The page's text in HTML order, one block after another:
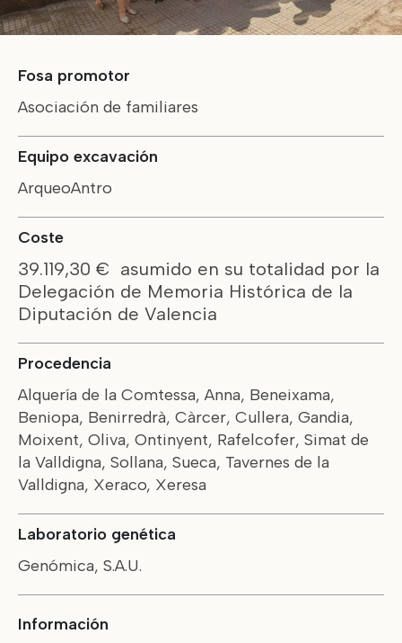
Fosa promotor
Asociación de familiares
Equipo excavación
ArqueoAntro
Coste
39.119,30 € asumido en su totalidad por la
Delegación de Memoria Histórica de la
Diputación de Valencia
Procedencia
Alquería de la Comtessa, Anna, Beneixama,
Beniopa, Benirredrà, Càrcer, Cullera, Gandia,
Moixent, Oliva, Ontinyent, Rafelcofer, Simat de
la Valldigna, Sollana, Sueca, Tavernes de la
Valldigna, Xeraco, Xeresa
Laboratorio genética
Genómica, S.A.U.
Información